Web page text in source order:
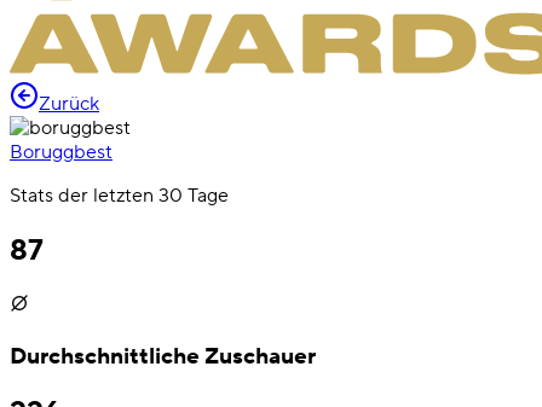
Zurück
Boruggbest
Stats der letzten 30 Tage
87
Durchschnittliche Zuschauer